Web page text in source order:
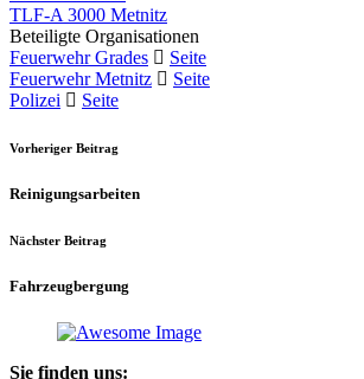
TLF-A 3000 Metnitz
Beteiligte Organisationen
Feuerwehr Grades
Seite
Feuerwehr Metnitz
Seite
Polizei
Seite
Vorheriger Beitrag
Reinigungsarbeiten
Nächster Beitrag
Fahrzeugbergung
Sie finden uns: